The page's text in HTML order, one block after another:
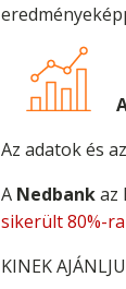
Az adatok és
A Nedbankaz
sikerült 80%-
KINEK